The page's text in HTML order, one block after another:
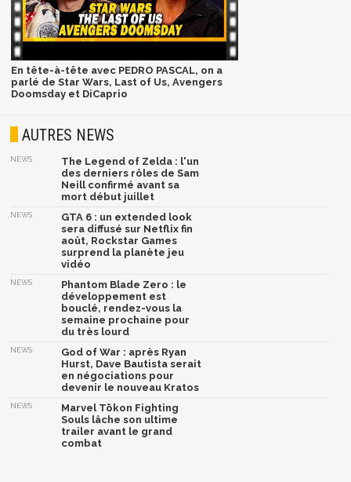
En tête-à-tête avec PEDRO PASCAL, on a
parlé de Star Wars, Last of Us, Avengers
Doomsday et DiCaprio
AUTRES NEWS
NEWS
The Legend of Zelda : l'un
des derniers rôles de Sam
Neill confirmé avant sa
mort début juillet
NEWS
GTA 6 : un extended look
sera diffusé sur Netflix fin
août, Rockstar Games
surprend la planète jeu
vidéo
NEWS
Phantom Blade Zero : le
développement est
bouclé, rendez-vous la
semaine prochaine pour
du très lourd
NEWS
God of War : après Ryan
Hurst, Dave Bautista serait
en négociations pour
devenir le nouveau Kratos
NEWS
Marvel Tōkon Fighting
Souls lâche son ultime
trailer avant le grand
combat